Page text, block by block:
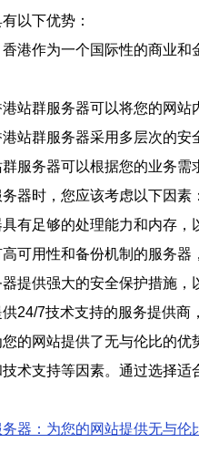
以下优势：
香港作为一个国际性的商业和
港站群服务器可以将您的网站
港站群服务器采用多层次的
服务器可以根据您的业务
器时，您应该考虑以下因素
有足够的处理能力和内存
可用性和备份机制的服务器
提供强大的安全保护措施，
24/7技术支持的服务提供商
的网站提供了无与伦比的
术支持等因素。通过选择
器：为您的网站提供无与伦